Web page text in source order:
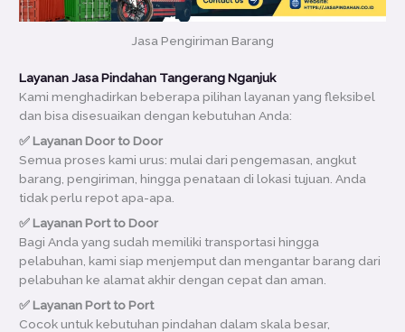
Jasa Pengiriman Barang
Layanan Jasa Pindahan Tangerang Nganjuk
Kami menghadirkan beberapa pilihan layanan yang fleksibel
dan bisa disesuaikan dengan kebutuhan Anda:
✅ Layanan Door to Door
Semua proses kami urus: mulai dari pengemasan, angkut
barang, pengiriman, hingga penataan di lokasi tujuan. Anda
tidak perlu repot apa-apa.
✅ Layanan Port to Door
Bagi Anda yang sudah memiliki transportasi hingga
pelabuhan, kami siap menjemput dan mengantar barang dari
pelabuhan ke alamat akhir dengan cepat dan aman.
✅ Layanan Port to Port
Cocok untuk kebutuhan pindahan dalam skala besar,